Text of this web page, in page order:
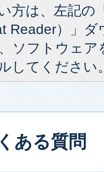
方は、左記の
Reader）」
ソフトウェア
してください
ある質問